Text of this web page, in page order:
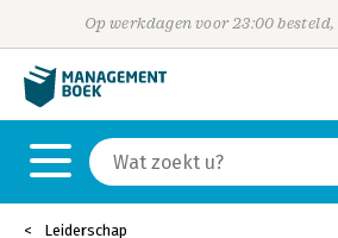
Op werkdagen voor 23:00
Leiderschap